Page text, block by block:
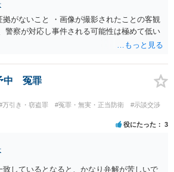
拠がないこと ・画像が撮影されたことの客観
警察が対応し事件される可能性は極めて低い
中 冤罪
万引き・窃盗罪 #冤罪・無実・正当防衛
#示談交渉
役にたった 3
しているとなると、かなり弁解が苦しいで